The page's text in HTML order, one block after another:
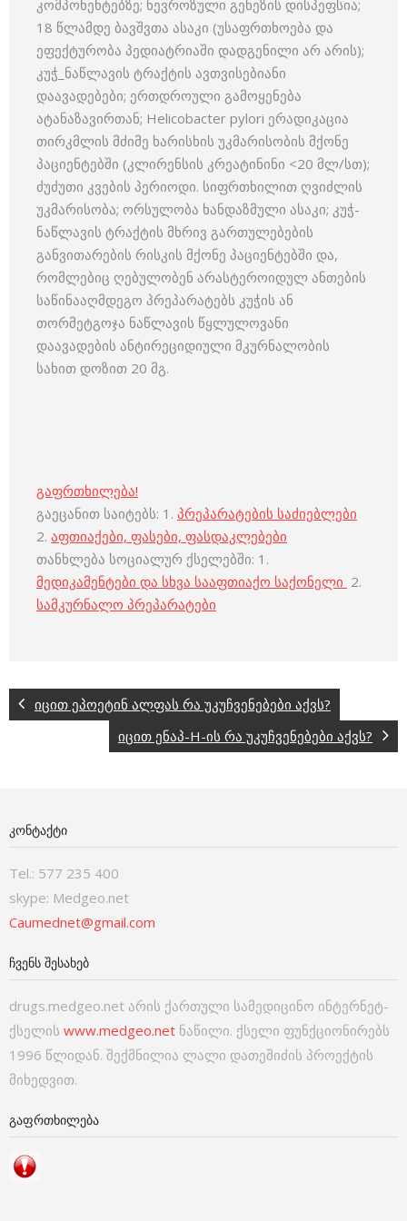
კომპონენტებზე; ნევროზული გენეზის დისპეფსია;
18 წლამდე ბავშვთა ასაკი (უსაფრთხოება და
ეფექტურობა პედიატრიაში დადგენილი არ არის);
კუჭ_ნაწლავის ტრაქტის ავთვისებიანი
დაავადებები; ერთდროული გამოყენება
ატანაზავირთან; Helicobacter pylori ერადიკაცია
თირკმლის მძიმე ხარისხის უკმარისობის მქონე
პაციენტებში (კლირენსის კრეატინინი <20 მლ/სთ);
ძუძუთი კვების პერიოდი. სიფრთხილით ღვიძლის
უკმარისობა; ორსულობა ხანდაზმული ასაკი; კუჭ-
ნაწლავის ტრაქტის მხრივ გართულებების
განვითარების რისკის მქონე პაციენტებში და,
რომლებიც ღებულობენ არასტეროიდულ ანთების
საწინააღმდეგო პრეპარატებს კუჭის ან
თორმეტგოჯა ნაწლავის წყლულოვანი
დაავადების ანტირეციდიული მკურნალობის
სახით დოზით 20 მგ.
გაფრთხილება!
გაეცანით საიტებს: 1. პრეპარატების საძიებლები
2. აფთიაქები, ფასები, ფასდაკლებები
თანხლება სოციალურ ქსელებში: 1.
მედიკამენტები და სხვა სააფთიაქო საქონელი 2.
სამკურნალო პრეპარატები
იცით ეპოეტინ ალფას რა უკუჩვენებები აქვს?
იცით ენაპ-H-ის რა უკუჩვენებები აქვს?
ᲙᲝᲜᲢᲐᲥᲢᲘ
Tel.: 577 235 400
skype: Medgeo.net
Caumednet@gmail.com
ᲩᲕᲔᲜᲡ ᲨᲔᲡᲐᲮᲔᲑ
drugs.medgeo.net არის ქართული სამედიცინო ინტერნეტ-
ქსელის www.medgeo.net ნაწილი. ქსელი ფუნქციონირებს
1996 წლიდან. შექმნილია ლალი დათეშიძის პროექტის
მიხედვით.
ᲒᲐᲤᲠᲗᲮᲘᲚᲔᲑᲐ